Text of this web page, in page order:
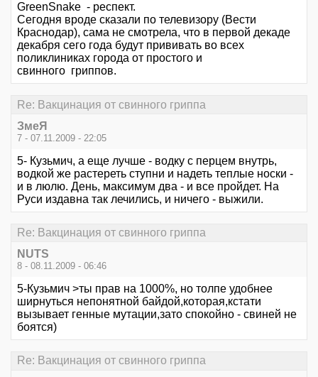
GreenSnake - респект.
Сегодня вроде сказали по телевизору (Вести
Краснодар), сама не смотрела, что в первой декаде
декабря сего года будут прививать во всех
поликлиниках города от простого и
свинного гриппов.
Re: Вакцинация от свинного гриппа
ЗмеЯ
7 - 07.11.2009 - 22:05
5- Кузьмич, а еще лучше - водку с перцем внутрь,
водкой же растереть ступни и надеть теплые носки -
и в люлю. День, максимум два - и все пройдет. На
Руси издавна так лечились, и ничего - выжили.
Re: Вакцинация от свинного гриппа
NUTS
8 - 08.11.2009 - 06:46
5-Кузьмич >ты прав на 1000%, но толпе удобнее
ширнуться непонятной байдой,которая,кстати
вызывает генные мутации,зато спокойно - свиней не
боятся)
Re: Вакцинация от свинного гриппа